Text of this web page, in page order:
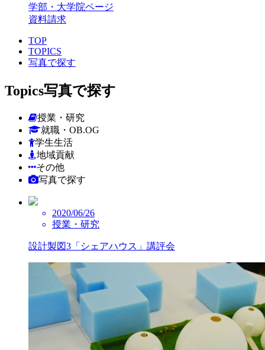
学部・大学院ページ
資料請求
TOP
TOPICS
写真で探す
Topics写真で探す
授業・研究
就職・OB.OG
学生生活
地域貢献
その他
写真で探す
2020/06/26
授業・研究
設計製図3「シェアハウス」講評会